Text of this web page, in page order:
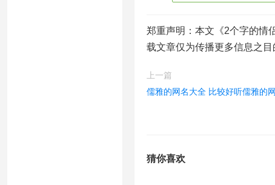
郑重声明：本文《2个字的情
载文章仅为传播更多信息之
上一篇
儒雅的网名大全 比较好听儒雅的
猜你喜欢